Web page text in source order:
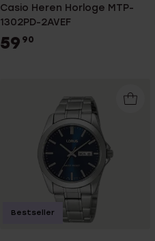
Casio Heren Horloge MTP-
1302PD-2AVEF
59 90
Bestseller